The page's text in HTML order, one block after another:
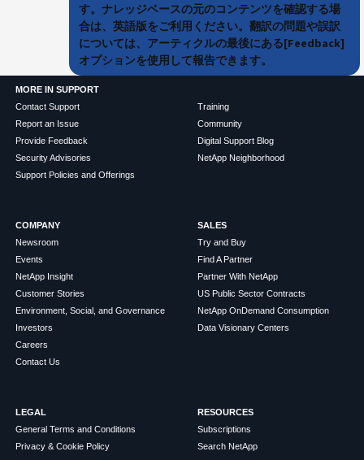
す。ナレッジベースの元のコンテンツを確認する場
合は、英語版をご利用ください。翻訳の問題や誤訳
については、アーティクルの最後にある[Feedback]
オプションを使用して報告できます。
MORE IN SUPPORT
Contact Support
Report an Issue
Provide Feedback
Security Advisories
Support Policies and Offerings
Training
Community
Digital Support Blog
NetApp Neighborhood
COMPANY
Newsroom
Events
NetApp Insight
Customer Stories
Environment, Social, and Governance
Investors
Careers
Contact Us
SALES
Try and Buy
Find A Partner
Partner With NetApp
US Public Sector Contracts
NetApp OnDemand Consumption
Data Visionary Centers
LEGAL
General Terms and Conditions
Privacy & Cookie Policy
RESOURCES
Subscriptions
Search NetApp